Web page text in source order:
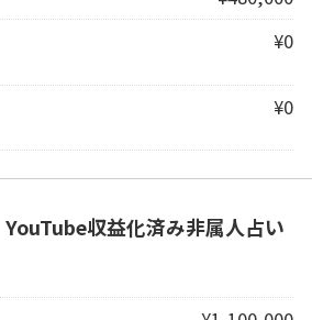
¥0
¥0
YouTube収益化済み非属人占い